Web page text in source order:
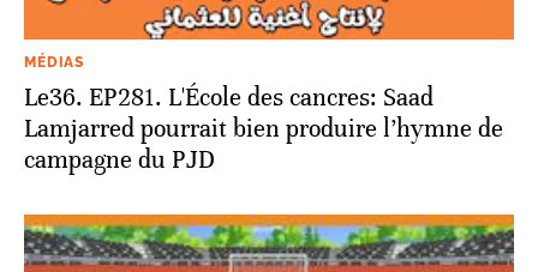
MÉDIAS
Le36. EP281. L'École des cancres: Saad
Lamjarred pourrait bien produire l’hymne de
campagne du PJD